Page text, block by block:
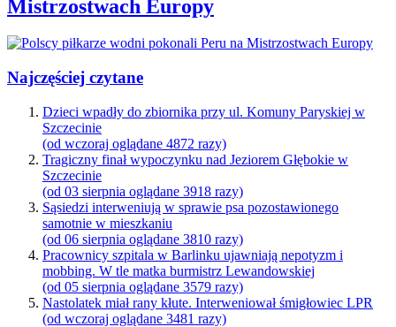
Mistrzostwach Europy
Najczęściej czytane
Dzieci wpadły do zbiornika przy ul. Komuny Paryskiej w
Szczecinie
(od wczoraj oglądane 4872 razy)
Tragiczny finał wypoczynku nad Jeziorem Głębokie w
Szczecinie
(od 03 sierpnia oglądane 3918 razy)
Sąsiedzi interweniują w sprawie psa pozostawionego
samotnie w mieszkaniu
(od 06 sierpnia oglądane 3810 razy)
Pracownicy szpitala w Barlinku ujawniają nepotyzm i
mobbing. W tle matka burmistrz Lewandowskiej
(od 05 sierpnia oglądane 3579 razy)
Nastolatek miał rany kłute. Interweniował śmigłowiec LPR
(od wczoraj oglądane 3481 razy)